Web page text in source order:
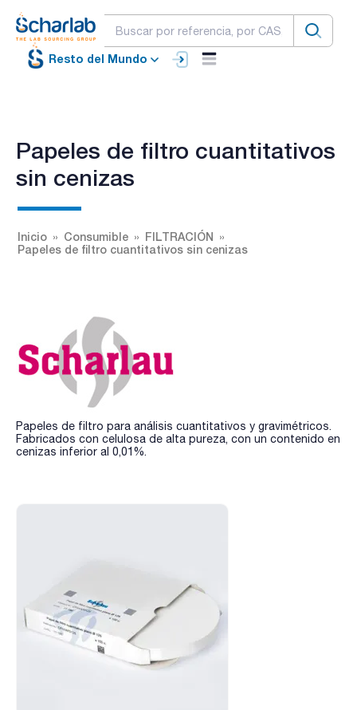
Resto del Mundo
Papeles de filtro cuantitativos
sin cenizas
Inicio Consumible
FILTRACIÓN
Papeles de filtro cuantitativos sin cenizas
Papeles de filtro para análisis cuantitativos y gravimétricos.
Fabricados con celulosa de alta pureza, con un contenido en
cenizas inferior al 0,01%.